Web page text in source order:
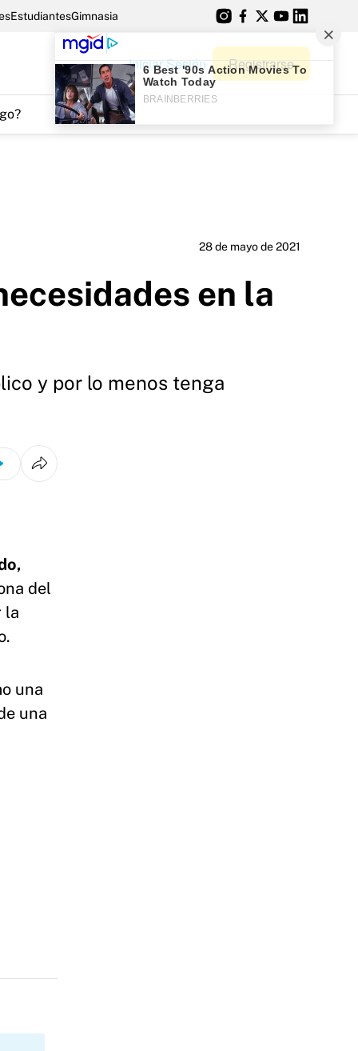
EstudiantesGimnasia
Iniciar Sesión Registrarse
28 de mayo de 2021
en la
y por lo menos tenga
del
la
una
una